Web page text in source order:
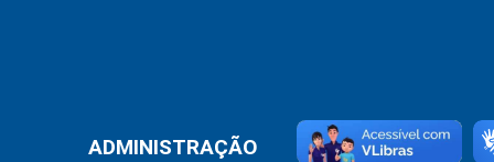
ADMINISTRAÇÃO